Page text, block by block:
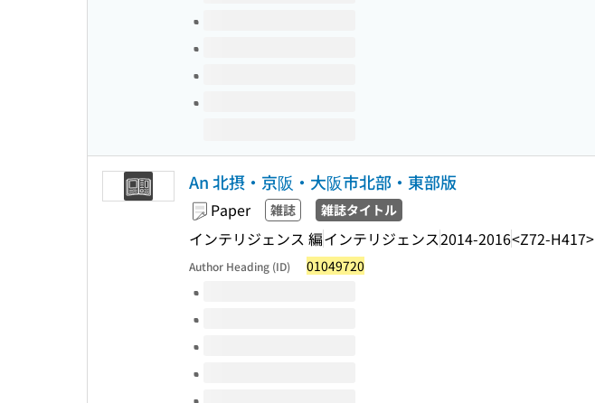
An 北摂・京阪・大阪市北部・東部版
Paper 雑誌 雑誌タイトル
インテリジェンス 編インテリジェンス2014-2016<Z72-H417>
Author Heading (ID) 01049720
Volumes of this title